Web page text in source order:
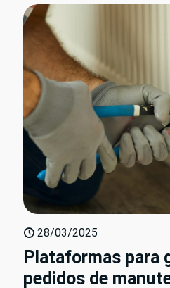
28/03/2025
Plataformas para
pedidos de